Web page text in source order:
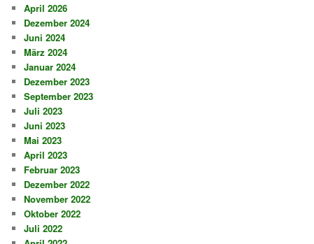
April 2026
Dezember 2024
Juni 2024
März 2024
Januar 2024
Dezember 2023
September 2023
Juli 2023
Juni 2023
Mai 2023
April 2023
Februar 2023
Dezember 2022
November 2022
Oktober 2022
Juli 2022